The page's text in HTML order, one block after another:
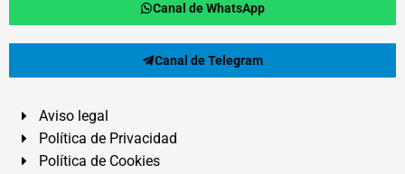
Canal de WhatsApp
Canal de Telegram
Aviso legal
Política de Privacidad
Política de Cookies